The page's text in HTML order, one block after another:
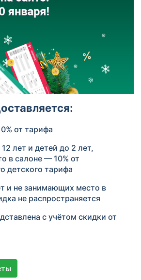
от тарифа
лет и детей до 2 лет,
в салоне — 10% от
детского тарифа
и не занимающих место в
не распространяется
с учётом скидки от